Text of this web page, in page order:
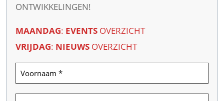
ONTWIKKELINGEN!
MAANDAG: EVENTS OVERZICHT
VRIJDAG: NIEUWS OVERZICHT